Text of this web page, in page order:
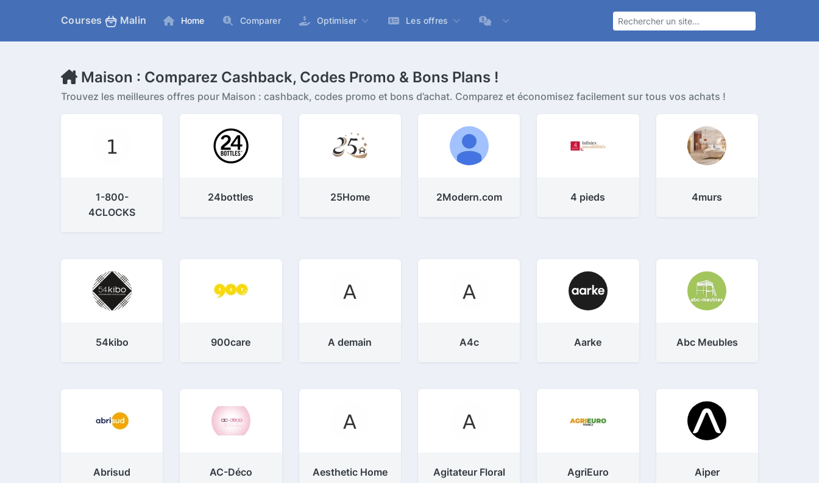
Courses Malin Home Comparer Optimiser Les offres
Maison : Comparez Cashback, Codes Promo & Bons Plans !
Trouvez les meilleures offres pour Maison : cashback, codes promo et bons d’achat. Comparez et économisez facilement sur tous vos achats !
1-800-
4CLOCKS
24bottles 25Home 2Modern.com 4 pieds 4murs
54kibo 900care A demain A4c Aarke Abc Meubles
Abrisud AC-Déco Aesthetic Home Agitateur Floral AgriEuro Aiper